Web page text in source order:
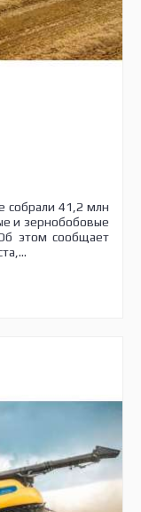
собрали 41,2 млн
и зернобобовые
этом сообщает